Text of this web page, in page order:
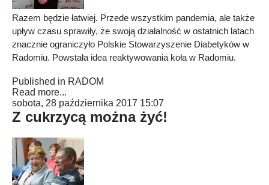
Razem będzie łatwiej. Przede wszystkim pandemia, ale także
upływ czasu sprawiły, że swoją działalność w ostatnich latach
znacznie ograniczyło Polskie Stowarzyszenie Diabetyków w
Radomiu. Powstała idea reaktywowania koła w Radomiu.
Published in RADOM
Read more...
sobota, 28 października 2017 15:07
Z cukrzycą można żyć!